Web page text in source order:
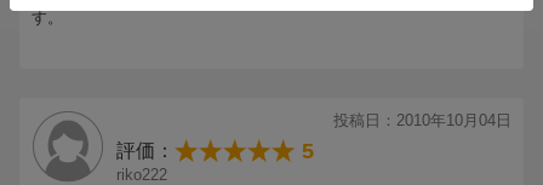
す。
投稿日：2010年10月04日
評価： 5
riko222